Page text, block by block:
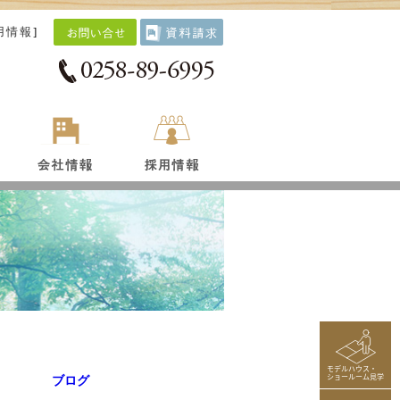
情報 ]
モデルハウス・
ショールーム見学
ブログ